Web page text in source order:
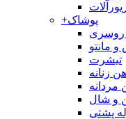
+پوشاک
روسری
مانتو
تیشرت
زنانه
مردانه
و شال
پشتی